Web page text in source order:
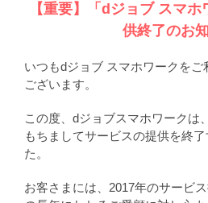
【重要】「dジョブ スマ
供終了のお
いつもdジョブ スマホワークをご
ございます。
この度、dジョブスマホワークは
もちましてサービスの提供を終
た。
お客さまには、2017年のサービ